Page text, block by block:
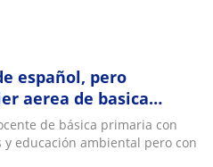
español, pero
aerea de basica
de básica primaria con
educación ambiental pero con